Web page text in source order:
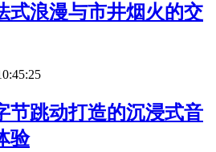
式浪漫与市井烟火的交
节跳动打造的沉浸式音
验